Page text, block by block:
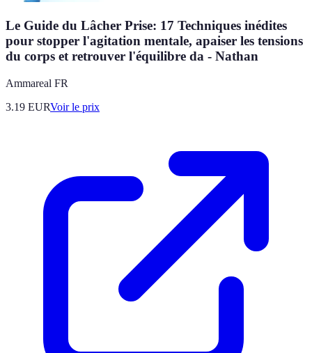
Le Guide du Lâcher Prise: 17 Techniques inédites
pour stopper l'agitation mentale, apaiser les tensions
du corps et retrouver l'équilibre da - Nathan
Ammareal FR
3.19 EURVoir le prix